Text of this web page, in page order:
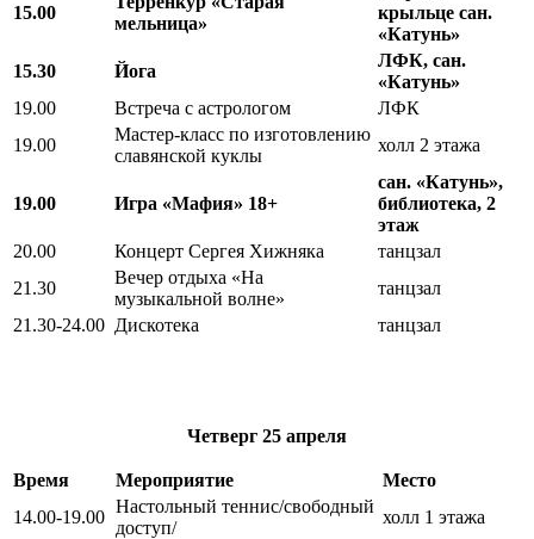
15.00
мельница»
крыльце сан.
«Катунь»
15.30
Йога
ЛФК, сан.
«Катунь»
19.00
Встреча с астрологом
ЛФК
19.00
Мастер-класс по изготовлению
славянской куклы
холл 2 этажа
19.00 Игра «Мафия» 18+
сан. «Катунь»,
библиотека, 2
этаж
20.00
Концерт Сергея Хижняка
танцзал
21.30
Вечер отдыха «На
музыкальной волне»
танцзал
21.30-24.00 Дискотека танцзал
Четверг 25 апреля
Время Мероприятие
Место
14.00-19.00
Настольный теннис/свободный
доступ/
холл 1 этажа